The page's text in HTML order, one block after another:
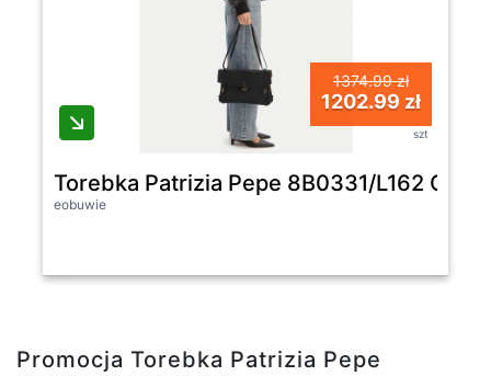
1374.99 zł
1202.99 zł
szt
Torebka Patrizia Pepe 8B0331/L162
eobuwie
Promocja Torebka Patrizia Pepe